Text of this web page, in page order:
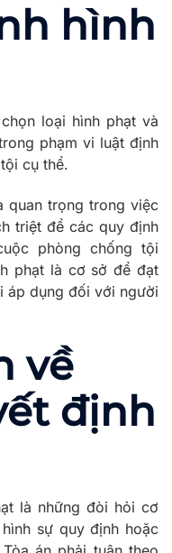
hình
loại hình phạt và
phạm vi luật định
cụ thể.
quan trọng trong việc
triệt để các quy định
phòng chống tội
phạt là cơ sở để đạt
áp dụng đối với người
về
định
là những đòi hỏi cơ
sự quy định hoặc